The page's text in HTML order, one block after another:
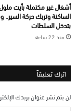
أشغال غير مكتملة بأيت ملول
الساكنة وتربك حركة
بتدخل السلطات
منذ 22 ساعة
اترك تعليقاً
لن يتم نشر عنوان بريدك